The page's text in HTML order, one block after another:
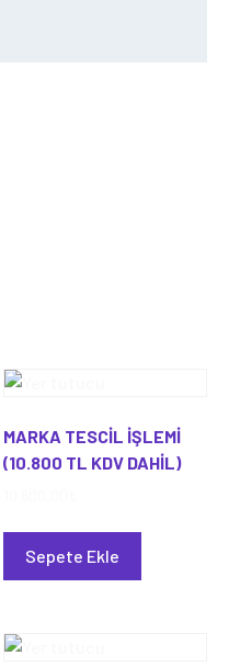
MARKA TESCİL İŞLEMİ
(10.800 TL KDV DAHİL)
Sepete Ekle